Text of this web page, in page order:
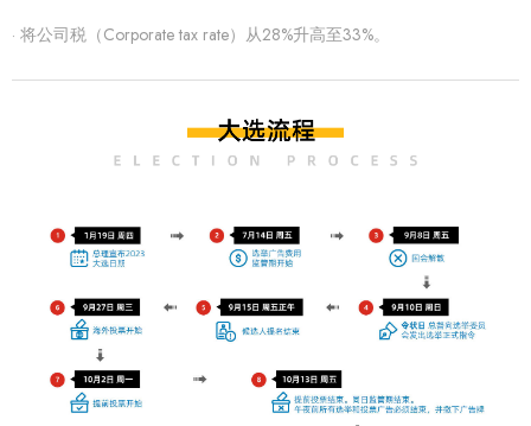
· 将公司税（Corporate tax rate）从28%升高至33%。